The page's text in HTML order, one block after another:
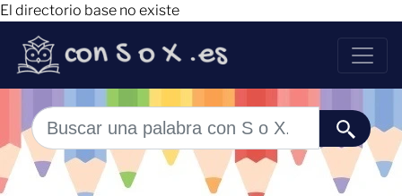
El directorio base no existe